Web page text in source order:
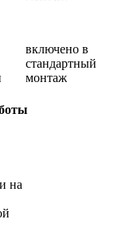
включено в
стандартный
монтаж
на